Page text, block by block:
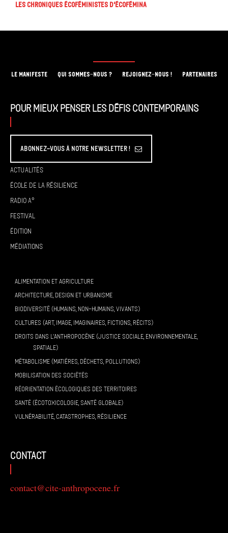
Les chroniques écoféministes d'ÉcoFémina
LE MANIFESTE QUI SOMMES-NOUS ? REJOIGNEZ-NOUS ! PARTENAIRES
Pour mieux penser les défis contemporains
Abonnez-vous à Notre Newsletter !
Actualités
École de la résilience
Radio A°
Festival
Édition
Médiations
ALIMENTATION ET AGRICULTURE
ARCHITECTURE, DESIGN ET URBANISME
BIODIVERSITÉ (HUMAINS, NON-HUMAINS, VIVANTS)
CULTURES (ART, IMAGE, IMAGINAIRES, FICTIONS, RÉCITS)
DROITS DANS L’ANTHROPOCÈNE (JUSTICE SOCIALE, ENVIRONNEMENTALE,
SPATIALE)
MÉTABOLISME (MATIÈRES, DÉCHETS, POLLUTIONS)
MOBILISATION DES SOCIÉTÉS
RÉORIENTATION ÉCOLOGIQUES DES TERRITOIRES
SANTÉ (ÉCOTOXICOLOGIE, SANTÉ GLOBALE)
VULNÉRABILITÉ, CATASTROPHES, RÉSILIENCE
contact
contact@cite-anthropocene.fr